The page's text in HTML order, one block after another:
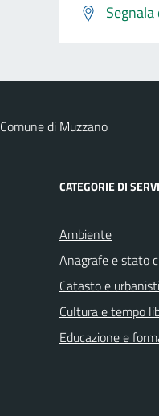
Comune di Muzzano
CATEGORIE DI
Ambiente
Anagrafe e stato
Catasto e
Cultura e tempo
Educazione e